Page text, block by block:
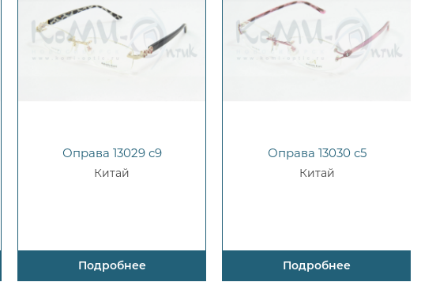
Оправа 13029 с9
Китай
Подробнее
Оправа 13030 с5
Китай
Подробнее